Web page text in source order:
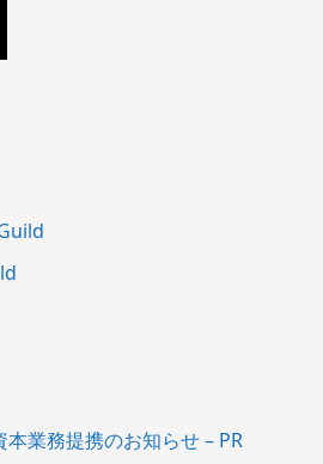
業務提携のお知らせ – PR